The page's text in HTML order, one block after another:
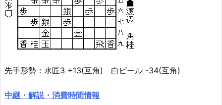
先手形勢：水匠3 +13(互角) 白ビール -34(互角)
中継・解説・消費時間情報